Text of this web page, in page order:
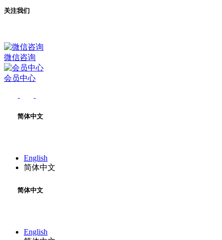
关注我们
微信咨询
会员中心
简体中文
English
简体中文
简体中文
English